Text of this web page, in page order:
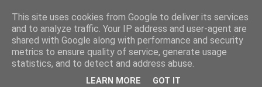
This site uses cookies from Google to deliver its services
and to analyze traffic. Your IP address and user-agent are
shared with Google along with performance and security
metrics to ensure quality of service, generate usage
statistics, and to detect and address abuse.
LEARN MORE GOT IT